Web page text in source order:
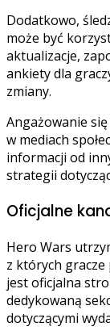
Dodatkowo,
może być
aktualizacje,
ankiety dla
zmiany.
Angażowanie
w mediach
informacji od
strategii
Oficjalne
Hero Wars
z których gracze
jest oficjalna
dedykowaną
dotyczącymi